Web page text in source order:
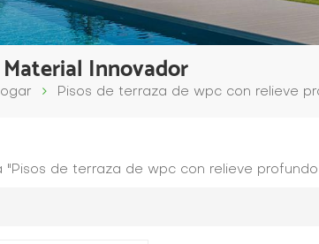
Material Innovador
Pisos de terraza de wpc con relieve
de terraza de wpc con relieve